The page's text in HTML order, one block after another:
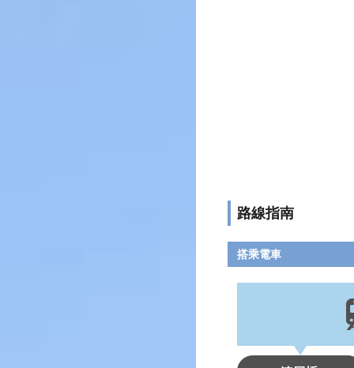
路線指南
搭乘電車